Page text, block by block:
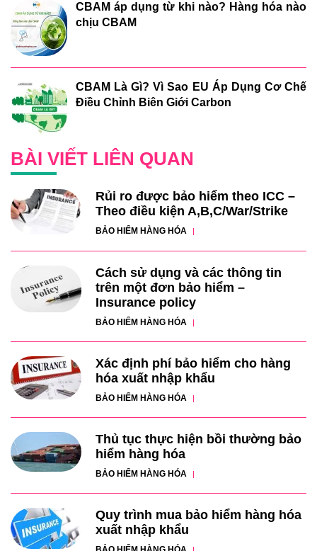
CBAM áp dụng từ khi nào? Hàng hóa nào
chịu CBAM
CBAM Là Gì? Vì Sao EU Áp Dụng Cơ Chế
Điều Chỉnh Biên Giới Carbon
BÀI VIẾT LIÊN QUAN
Rủi ro được bảo hiểm theo ICC –
Theo điều kiện A,B,C/War/Strike
BẢO HIỂM HÀNG HÓA
Cách sử dụng và các thông tin
trên một đơn bảo hiểm –
Insurance policy
BẢO HIỂM HÀNG HÓA
Xác định phí bảo hiểm cho hàng
hóa xuất nhập khẩu
BẢO HIỂM HÀNG HÓA
Thủ tục thực hiện bồi thường bảo
hiểm hàng hóa
BẢO HIỂM HÀNG HÓA
Quy trình mua bảo hiểm hàng hóa
xuất nhập khẩu